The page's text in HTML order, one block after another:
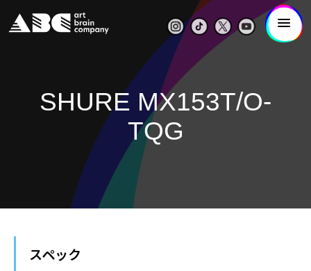
SHURE MX153T/O-
TQG
スペック